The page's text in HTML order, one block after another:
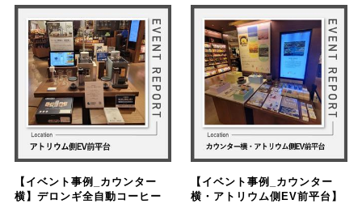
【イベント事例_カウンター
横】デロンギ全自動コーヒー
【イベント事例_カウンター
横・アトリウム側EV前平台】